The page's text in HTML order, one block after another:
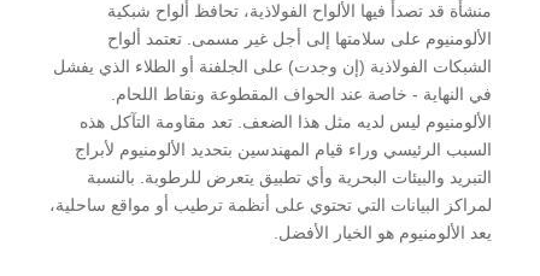
منشأة قد تصدأ فيها الألواح الفولاذية، تحافظ ألواح شبكية
الألومنيوم على سلامتها إلى أجل غير مسمى. تعتمد ألواح
الشبكات الفولاذية (إن وجدت) على الجلفنة أو الطلاء الذي يفشل
في النهاية - خاصة عند الحواف المقطوعة ونقاط اللحام.
الألومنيوم ليس لديه مثل هذا الضعف. تعد مقاومة التآكل هذه
السبب الرئيسي وراء قيام المهندسين بتحديد الألومنيوم لأبراج
التبريد والبيئات البحرية وأي تطبيق يتعرض للرطوبة. بالنسبة
لمراكز البيانات التي تحتوي على أنظمة ترطيب أو مواقع ساحلية،
يعد الألومنيوم هو الخيار الأفضل.